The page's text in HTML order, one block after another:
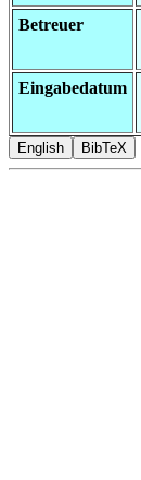
Betreuer
Eingabedatum